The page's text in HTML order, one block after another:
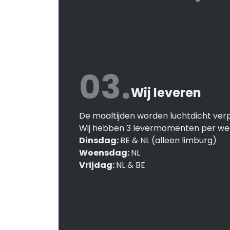
03.Wij leveren
De maaltijden worden luchtdicht
Wij hebben 3 levermomenten per
Dinsdag:BE & NL (alleen limburg)
Woensdag:NL
Vrijdag:NL & BE